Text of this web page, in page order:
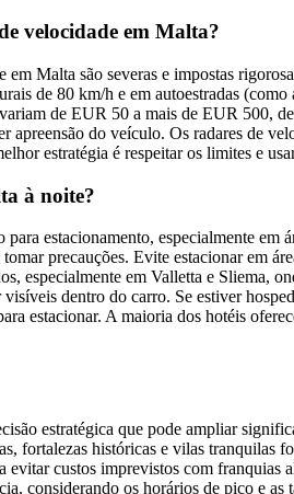
velocidade em Malta?
em Malta são severas e impostas
de 80 km/h e em autoestradas
de EUR 50 a mais de EUR 500,
apreensão do veículo. Os radares de
estratégia é respeitar os limites e
à noite?
estacionamento, especialmente em
precauções. Evite estacionar em
especialmente em Valletta e Sliema,
dentro do carro. Se estiver
estacionar. A maioria dos hotéis
estratégica que pode ampliar
fortalezas históricas e vilas tranquilas
evitar custos imprevistos com franquias
considerando os horários de pico e